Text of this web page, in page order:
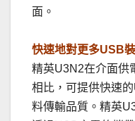
面。
快速地對更多USB
精英U3N2在介面供
相比，可提供快速
料傳輸品質。精英